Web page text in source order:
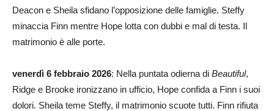
Deacon e Sheila sfidano l’opposizione delle famiglie. Steffy
minaccia Finn mentre Hope lotta con dubbi e mal di testa. Il
matrimonio è alle porte.
venerdì 6 febbraio 2026: Nella puntata odierna di Beautiful,
Ridge e Brooke ironizzano in ufficio, Hope confida a Finn i suoi
dolori. Sheila teme Steffy, il matrimonio scuote tutti. Finn rifiuta